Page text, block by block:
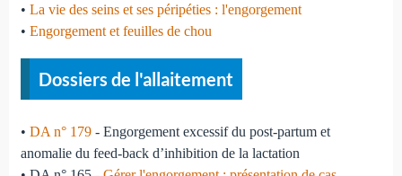
• La vie des seins et ses péripéties : l'engorgement
• Engorgement et feuilles de chou
Dossiers de l'allaitement
• DA n° 179- Engorgement excessif du post-partum et
anomalie du feed-back d’inhibition de la lactation